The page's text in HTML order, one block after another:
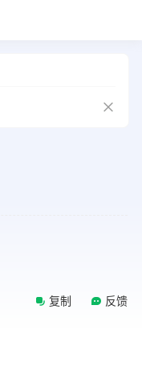
复制 反馈